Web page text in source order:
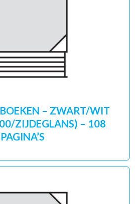
– ZWART/WIT
ZIJDEGLANS) – 108
PAGINA’S